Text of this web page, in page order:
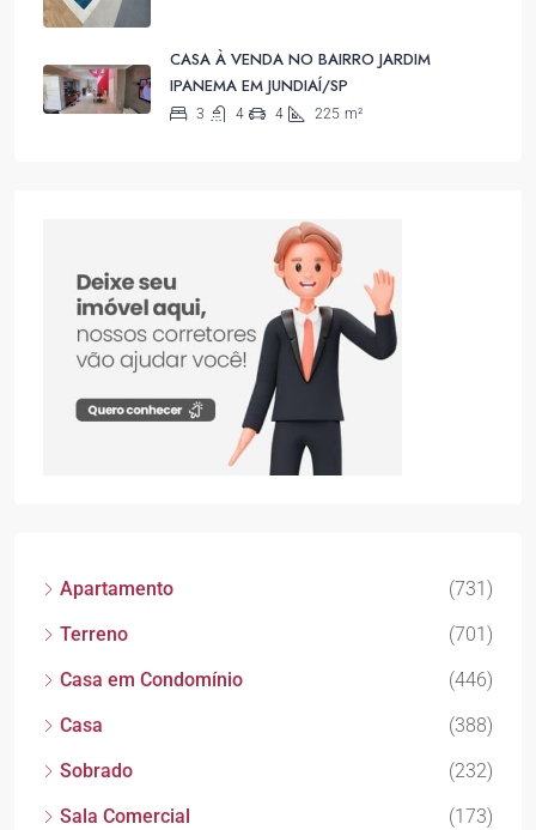
CASA À VENDA NO BAIRRO JARDIM
IPANEMA EM JUNDIAÍ/SP
3 4 4 225 m²
Apartamento
(731)
Terreno
(701)
Casa em Condomínio
(446)
Casa
(388)
Sobrado
(232)
Sala Comercial
(173)